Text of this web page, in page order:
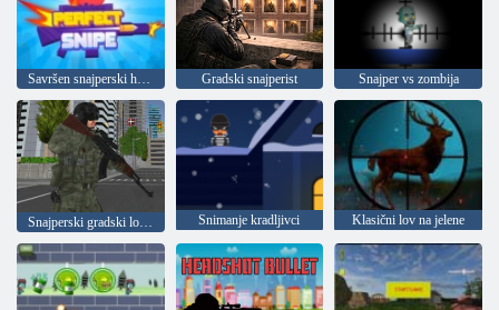
Savršen snajperski hitac Gradski snajperist Snajper vs zombija
Snimanje kradljivci Klasični lov na jelene